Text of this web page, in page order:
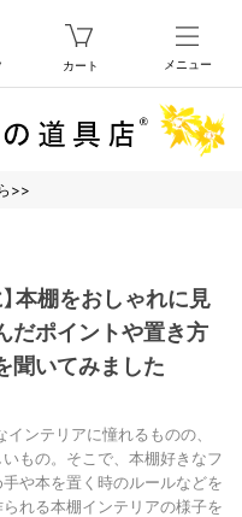
カート メニュー
>>
】本棚をおしゃれに見
だポイントや置き方
聞いてみました
ンテリアに憧れるものの、
もの。そこで、本棚好きなフ
や本を置く時のルールなどを
れる本棚インテリアの様子を